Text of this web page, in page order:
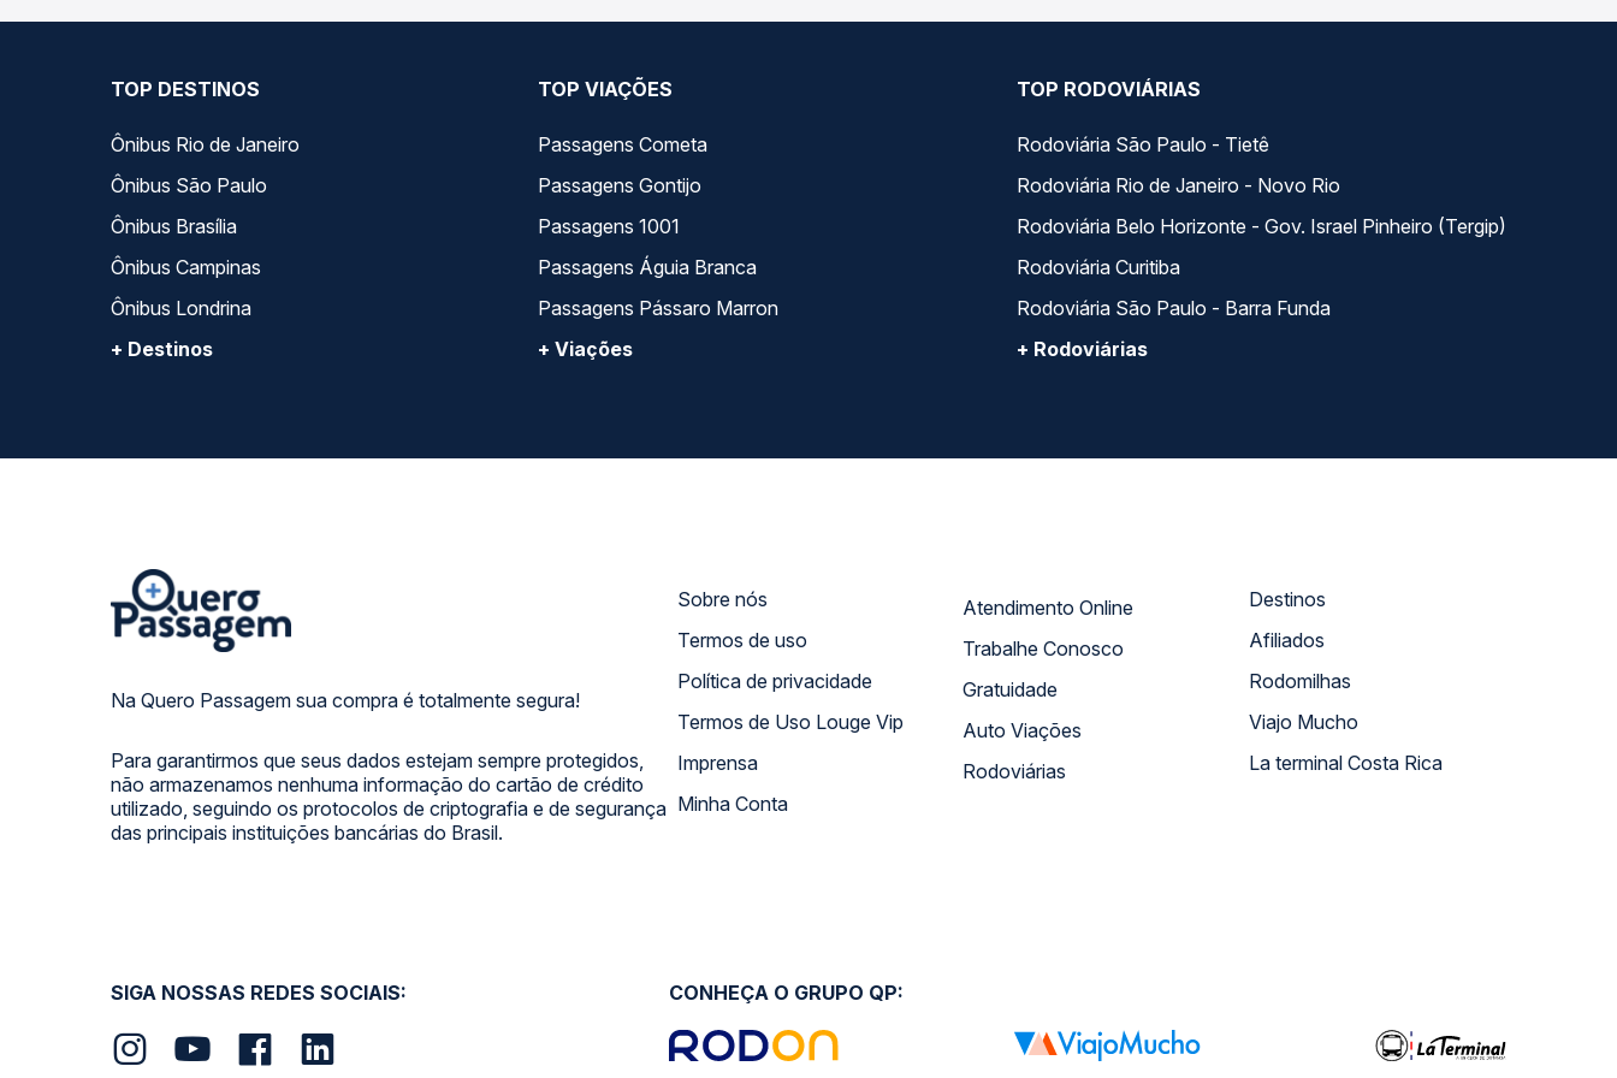
TOP DESTINOS
Ônibus Rio de Janeiro
Ônibus São Paulo
Ônibus Brasília
Ônibus Campinas
Ônibus Londrina
+ Destinos
TOP VIAÇÕES
Passagens Cometa
Passagens Gontijo
Passagens 1001
Passagens Águia Branca
Passagens Pássaro Marron
+ Viações
TOP RODOVIÁRIAS
Rodoviária São Paulo - Tietê
Rodoviária Rio de Janeiro - Novo Rio
Rodoviária Belo Horizonte - Gov. Israel Pinheiro (Tergip)
Rodoviária Curitiba
Rodoviária São Paulo - Barra Funda
+ Rodoviárias
Na Quero Passagem sua compra é totalmente segura!
Para garantirmos que seus dados estejam sempre protegidos,
não armazenamos nenhuma informação do cartão de crédito
utilizado, seguindo os protocolos de criptografia e de segurança
das principais instituições bancárias do Brasil.
Sobre nós
Termos de uso
Política de privacidade
Termos de Uso Louge Vip
Imprensa
Minha Conta
Atendimento Online
Trabalhe Conosco
Gratuidade
Auto Viações
Rodoviárias
Destinos
Afiliados
Rodomilhas
Viajo Mucho
La terminal Costa Rica
SIGA NOSSAS REDES SOCIAIS: CONHEÇA O GRUPO QP: